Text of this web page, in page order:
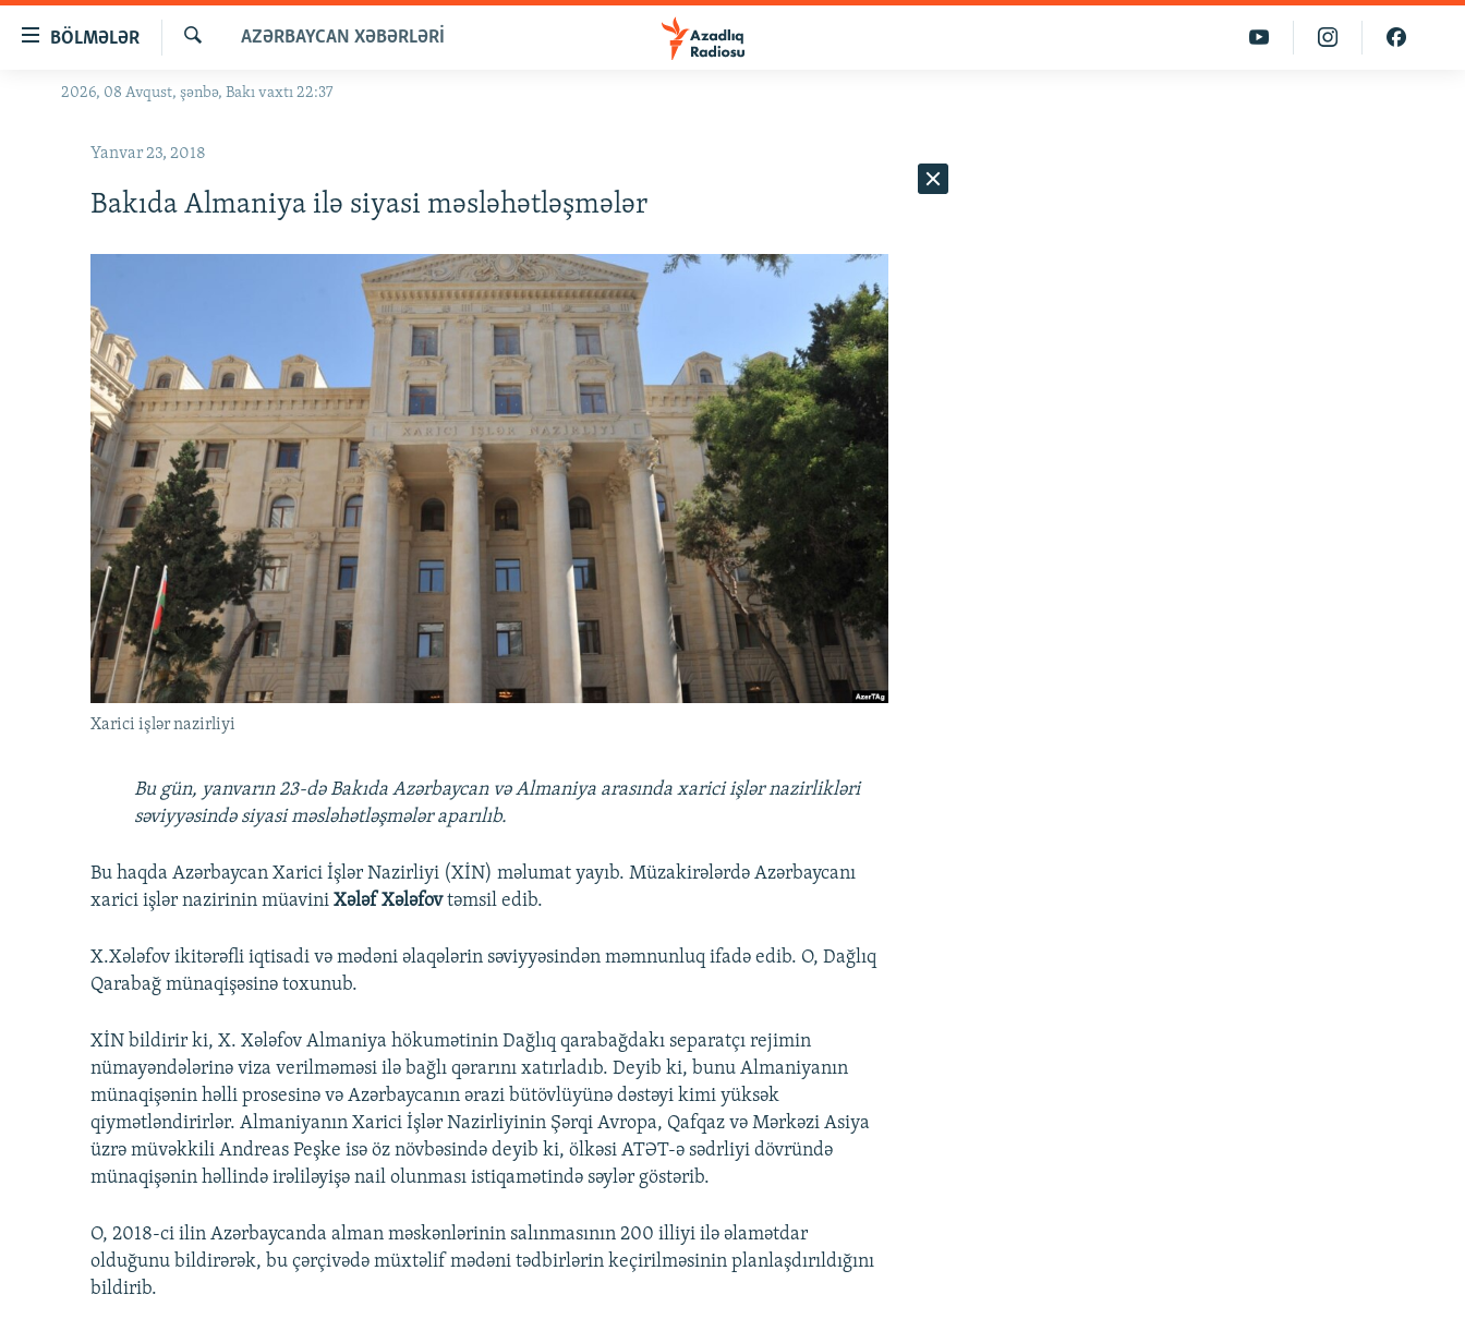
naviqasiyaya
BÖLMƏLƏR
GÜNDƏM
#ƏSLINDƏ
FƏRQƏ BAX
ARAŞDIRMA
MULTIMEDIA
FOTOQALEREYA
İNFOQRAFIKA
KARIKATURA
RADIO ARXIV
OXU ZALI
AZƏRBAYCAN ƏDƏBIYYATI KITABXANASI
İSLAM VƏ DEMOKRATIYA
İZ - MƏDƏNIYYƏT PROQRAMI
HAQQIMIZDA
MISSIYAMIZ
PEŞƏ ETIKASI VƏ JURNALISTIKA
STANDARTLARIMIZ
MATERIALLARIMIZDAN ISTIFADƏ
AZADLIQRADIOSU MOBIL TELEFONUNUZDA
BIZIMLƏ ƏLAQƏ
Axtar
AZƏRBAYCAN XƏBƏRLƏRI
2026, 08 Avqust, şənbə, Bakı vaxtı 22:37
Yanvar 23, 2018
Bakıda Almaniya ilə siyasi məsləhətləşmələr
Xarici işlər nazirliyi
Bu gün, yanvarın 23-də Bakıda Azərbaycan və Almaniya arasında xarici işlər nazirlikləri
səviyyəsində siyasi məsləhətləşmələr aparılıb.
Bu haqda Azərbaycan Xarici İşlər Nazirliyi (XİN) məlumat yayıb. Müzakirələrdə Azərbaycanı
xarici işlər nazirinin müavini Xələf Xələfovtəmsil edib.
X.Xələfov ikitərəfli iqtisadi və mədəni əlaqələrin səviyyəsindən məmnunluq ifadə edib. O, Dağlıq
Qarabağ münaqişəsinə toxunub.
XİN bildirir ki, X. Xələfov Almaniya hökumətinin Dağlıq qarabağdakı separatçı rejimin
nümayəndələrinə viza verilməməsi ilə bağlı qərarını xatırladıb. Deyib ki, bunu Almaniyanın
münaqişənin həlli prosesinə və Azərbaycanın ərazi bütövlüyünə dəstəyi kimi yüksək
qiymətləndirirlər. Almaniyanın Xarici İşlər Nazirliyinin Şərqi Avropa, Qafqaz və Mərkəzi Asiya
üzrə müvəkkili Andreas Peşke isə öz növbəsində deyib ki, ölkəsi ATƏT-ə sədrliyi dövründə
münaqişənin həllində irəliləyişə nail olunması istiqamətində səylər göstərib.
O, 2018-ci ilin Azərbaycanda alman məskənlərinin salınmasının 200 illiyi ilə əlamətdar
olduğunu bildirərək, bu çərçivədə müxtəlif mədəni tədbirlərin keçirilməsinin planlaşdırıldığını
bildirib.